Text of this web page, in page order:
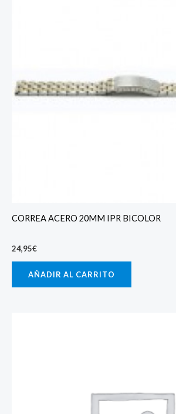
CORREA ACERO 20MM IPR BICOLOR
24,95€
AÑADIR AL CARRITO